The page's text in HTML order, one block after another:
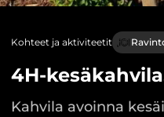
Kohteet ja aktiviteetit
4H-
Kahvila avoinna